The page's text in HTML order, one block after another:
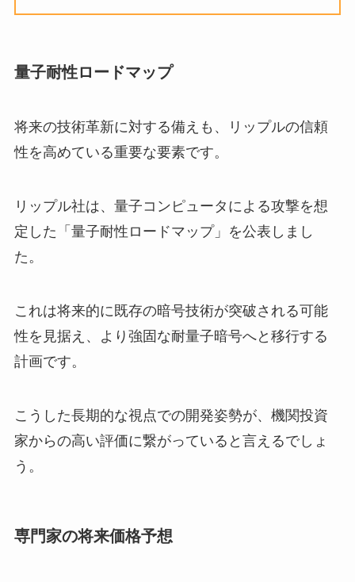
量子耐性ロードマップ
将来の技術革新に対する備えも、リップルの信頼
性を高めている重要な要素です。
リップル社は、量子コンピュータによる攻撃を想
定した「量子耐性ロードマップ」を公表しまし
た。
これは将来的に既存の暗号技術が突破される可能
性を見据え、より強固な耐量子暗号へと移行する
計画です。
こうした長期的な視点での開発姿勢が、機関投資
家からの高い評価に繋がっていると言えるでしょ
う。
専門家の将来価格予想